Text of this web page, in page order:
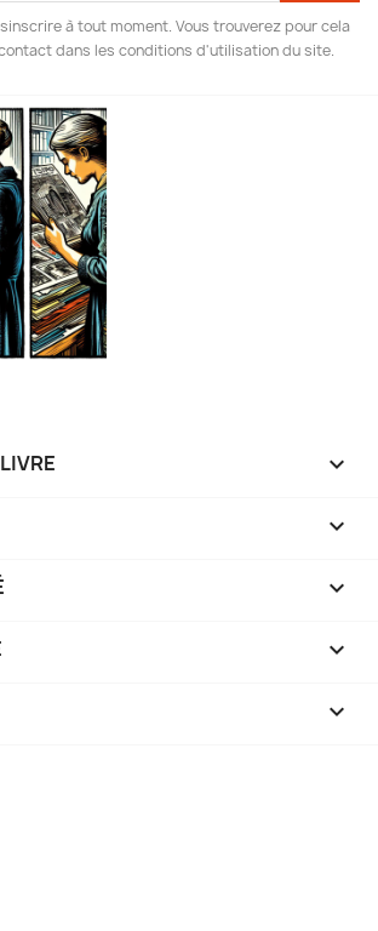
à tout moment. Vous trouverez pour cela
dans les conditions d'utilisation du site.




keyboard_arrow_down